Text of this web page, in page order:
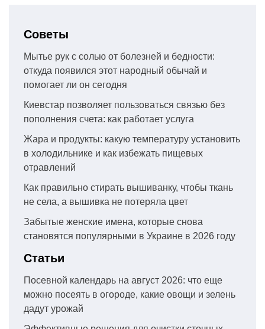
Советы
Мытье рук с солью от болезней и бедности:
откуда появился этот народный обычай и
помогает ли он сегодня
Киевстар позволяет пользоваться связью без
пополнения счета: как работает услуга
Жара и продукты: какую температуру установить
в холодильнике и как избежать пищевых
отравлений
Как правильно стирать вышиванку, чтобы ткань
не села, а вышивка не потеряла цвет
Забытые женские имена, которые снова
становятся популярными в Украине в 2026 году
Статьи
Посевной календарь на август 2026: что еще
можно посеять в огороде, какие овощи и зелень
дадут урожай